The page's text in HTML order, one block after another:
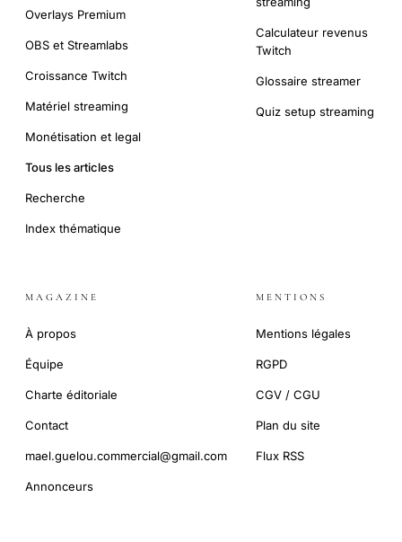
Overlays Premium
OBS et Streamlabs
Croissance Twitch
Matériel streaming
Monétisation et legal
Tous les articles
Recherche
Index thématique
Calculateur revenus
Twitch
Glossaire streamer
Quiz setup streaming
MAGAZINE
À propos
Équipe
Charte éditoriale
Contact
mael.guelou.commercial@gmail.com
Annonceurs
MENTIONS
Mentions légales
RGPD
CGV / CGU
Plan du site
Flux RSS